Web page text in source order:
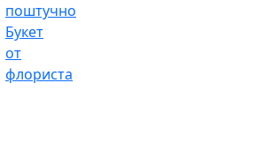
поштучно
Букет
от
флориста